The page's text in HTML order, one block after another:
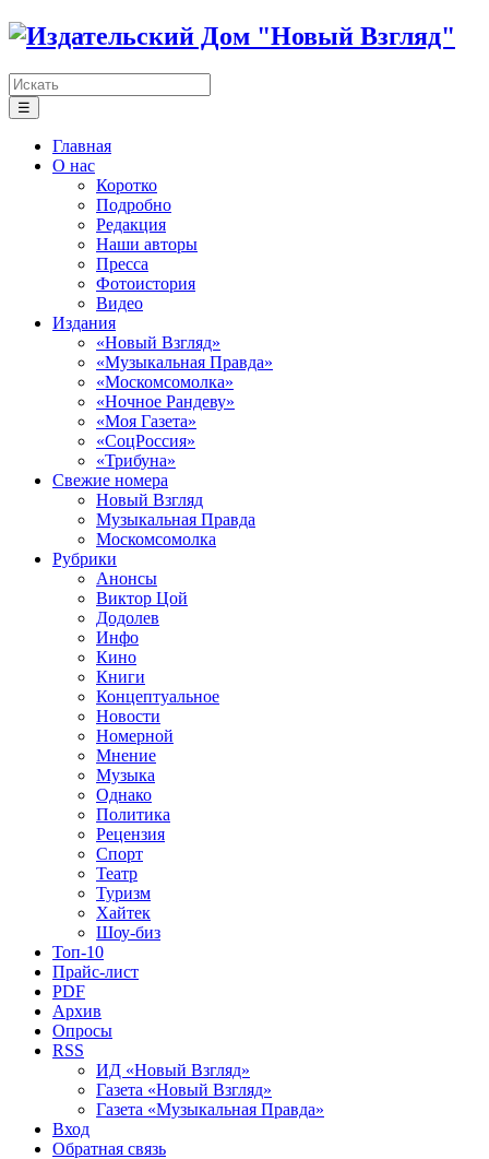
☰
Главная
О нас
Коротко
Подробно
Редакция
Наши авторы
Пресса
Фотоистория
Видео
Издания
«Новый Взгляд»
«Музыкальная Правда»
«Москомсомолка»
«Ночное Рандеву»
«Моя Газета»
«СоцРоссия»
«Трибуна»
Свежие номера
Новый Взгляд
Музыкальная Правда
Москомсомолка
Рубрики
Анонсы
Виктор Цой
Додолев
Инфо
Кино
Книги
Концептуальное
Новости
Номерной
Мнение
Музыка
Однако
Политика
Рецензия
Спорт
Театр
Туризм
Хайтек
Шоу-биз
Топ-10
Прайс-лист
PDF
Архив
Опросы
RSS
ИД «Новый Взгляд»
Газета «Новый Взгляд»
Газета «Музыкальная Правда»
Вход
Обратная связь